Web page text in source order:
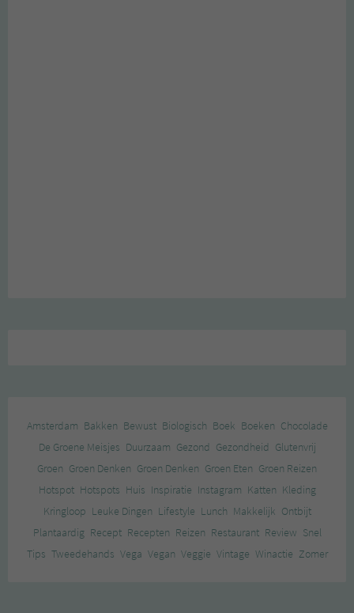
Amsterdam Bakken Bewust Biologisch Boek Boeken Chocolade
De Groene Meisjes Duurzaam Gezond Gezondheid Glutenvrij
Groen Groen Denken Groen Denken Groen Eten Groen Reizen
Hotspot Hotspots Huis Inspiratie Instagram Katten Kleding
Kringloop Leuke Dingen Lifestyle Lunch Makkelijk Ontbijt
Plantaardig Recept Recepten Reizen Restaurant Review Snel
Tips Tweedehands Vega Vegan Veggie Vintage Winactie Zomer